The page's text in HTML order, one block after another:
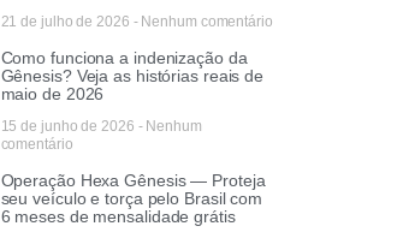
21 de julho de 2026 Nenhum comentário
Como funciona a indenização da
Gênesis? Veja as histórias reais de
maio de 2026
15 de junho de 2026 Nenhum
comentário
Operação Hexa Gênesis — Proteja
seu veículo e torça pelo Brasil com
6 meses de mensalidade grátis